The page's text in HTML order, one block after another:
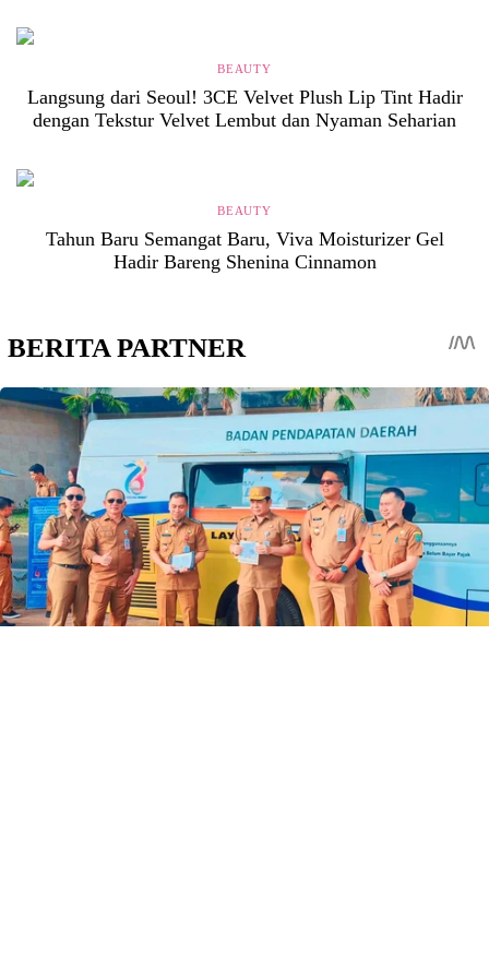
BEAUTY
Langsung dari Seoul! 3CE Velvet Plush Lip Tint Hadir
dengan Tekstur Velvet Lembut dan Nyaman Seharian
BEAUTY
Tahun Baru Semangat Baru, Viva Moisturizer Gel
Hadir Bareng Shenina Cinnamon